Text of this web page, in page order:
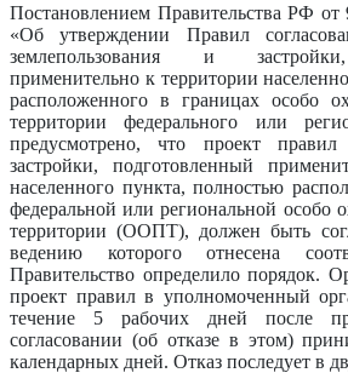
Постановлением Правительства РФ
«Об утверждении Правил
землепользования и
применительно к территории
расположенного в границах особо
территории федерального или
предусмотрено, что проект правил
застройки, подготовленный
населенного пункта, полностью
федеральной или региональной особо
территории (ООПТ), должен быть
ведению которого отнесена
Правительство определило порядок.
проект правил в уполномоченный
течение 5 рабочих дней после
согласовании (об отказе в этом)
календарных дней. Отказ последует в